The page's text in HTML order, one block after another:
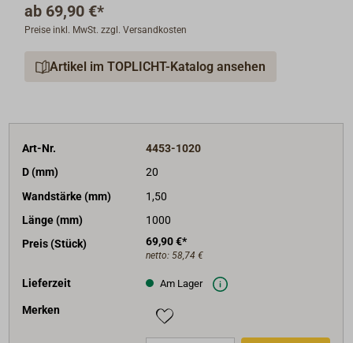
ab 69,90 €*
Preise inkl. MwSt. zzgl. Versandkosten
Artikel im TOPLICHT-Katalog ansehen
Art-Nr.
4453-1020
D (mm)
20
Wandstärke (mm)
1,50
Länge (mm)
1000
Preis (Stück)
69,90 €*
netto: 58,74 €
Lieferzeit Am Lager
Merken